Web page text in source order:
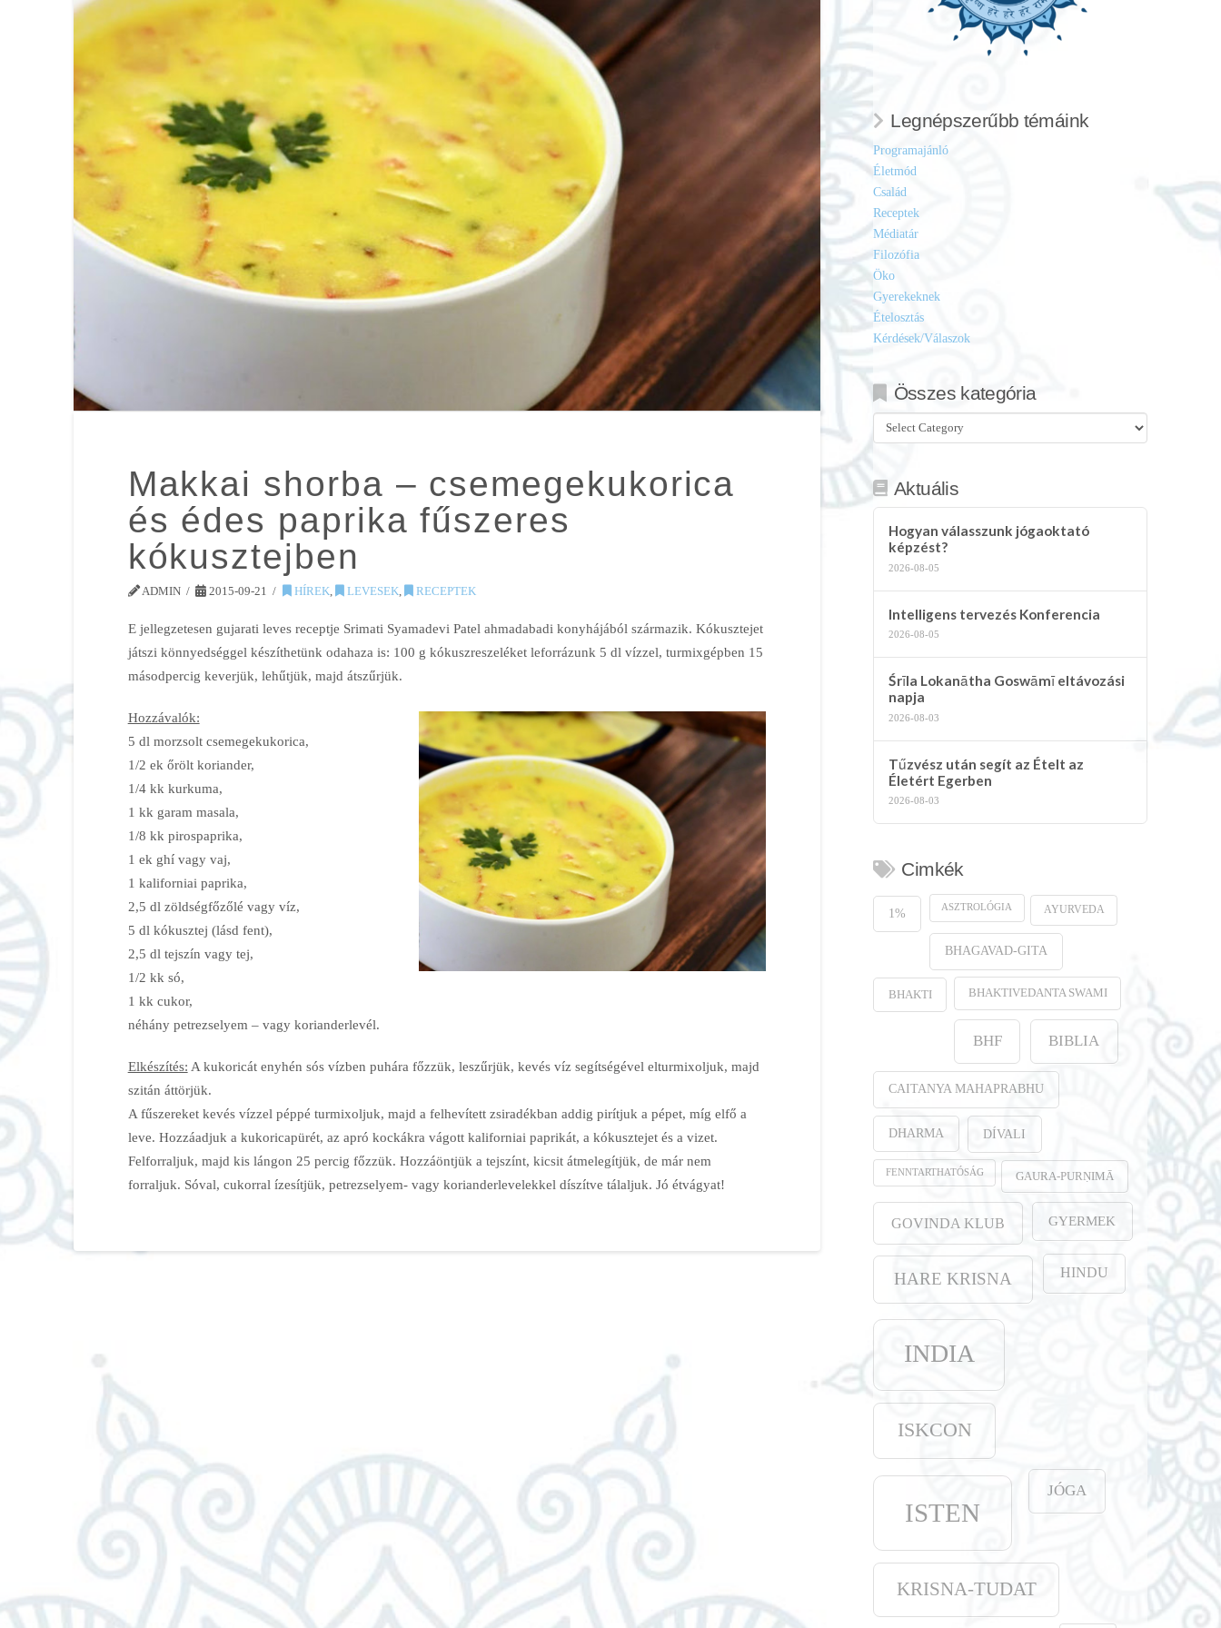
Makkai shorba – csemegekukorica
és édes paprika fűszeres
kókusztejben
ADMIN 2015-09-21 HÍREK, LEVESEK, RECEPTEK
E jellegzetesen gujarati leves receptje Srimati Syamadevi Patel ahmadabadi konyhájából származik. Kókusztejet
játszi könnyedséggel készíthetünk odahaza is: 100 g kókuszreszeléket leforrázunk 5 dl vízzel, turmixgépben 15
másodpercig keverjük, lehűtjük, majd átszűrjük.
Hozzávalók:
5 dl morzsolt csemegekukorica,
1/2 ek őrölt koriander,
1/4 kk kurkuma,
1 kk garam masala,
1/8 kk pirospaprika,
1 ek ghí vagy vaj,
1 kaliforniai paprika,
2,5 dl zöldségfőzőlé vagy víz,
5 dl kókusztej (lásd fent),
2,5 dl tejszín vagy tej,
1/2 kk só,
1 kk cukor,
néhány petrezselyem – vagy korianderlevél.
Elkészítés: A kukoricát enyhén sós vízben puhára főzzük, leszűrjük, kevés víz segítségével elturmixoljuk, majd
szitán áttörjük.
A fűszereket kevés vízzel péppé turmixoljuk, majd a felhevített zsiradékban addig pirítjuk a pépet, míg elfő a
leve. Hozzáadjuk a kukoricapürét, az apró kockákra vágott kaliforniai paprikát, a kókusztejet és a vizet.
Felforraljuk, majd kis lángon 25 percig főzzük. Hozzáöntjük a tejszínt, kicsit átmelegítjük, de már nem
forraljuk. Sóval, cukorral ízesítjük, petrezselyem- vagy korianderlevelekkel díszítve tálaljuk. Jó étvágyat!
Legnépszerűbb témáink
Programajánló
Életmód
Család
Receptek
Médiatár
Filozófia
Öko
Gyerekeknek
Ételosztás
Kérdések/Válaszok
Összes kategória
Összes
kategória
Aktuális
Hogyan válasszunk jógaoktató
képzést?
2026-08-05
Intelligens tervezés Konferencia
2026-08-05
Śrīla Lokanātha Goswāmī eltávozási
napja
2026-08-03
Tűzvész után segít az Ételt az
Életért Egerben
2026-08-03
Cimkék
1% ASZTROLÓGIA AYURVEDA
BHAGAVAD-GITA
BHAKTI BHAKTIVEDANTA SWAMI
BHF BIBLIA
CAITANYA MAHAPRABHU
DHARMA DÍVALI
FENNTARTHATÓSÁG GAURA-PURṆIMĀ
GOVINDA KLUB GYERMEK
HARE KRISNA HINDU
INDIA
ISKCON
ISTEN
JÓGA
KRISNA-TUDAT